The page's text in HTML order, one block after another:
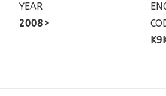
YEAR
2008>